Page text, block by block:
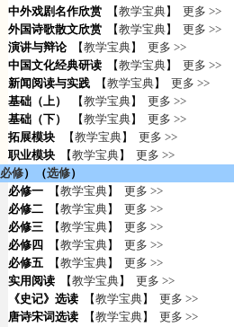
中外戏剧名作欣赏 【教学宝典】 更多 >>
外国诗歌散文欣赏 【教学宝典】 更多 >>
演讲与辩论【教学宝典】 更多 >>
中国文化经典研读 【教学宝典】 更多 >>
新闻阅读与实践 【教学宝典】 更多 >>
基础（上） 【教学宝典】 更多 >>
基础（下）
【教学宝典】 更多 >>
拓展模块
【教学宝典】 更多 >>
职业模块 【教学宝典】 更多 >>
必修）（选修）
必修一 【教学宝典】 更多 >>
必修二 【教学宝典】 更多 >>
必修三 【教学宝典】 更多 >>
必修四
【教学宝典】 更多 >>
必修五 【教学宝典】 更多 >>
实用阅读 【教学宝典】 更多 >>
《史记》选读 【教学宝典】 更多 >>
唐诗宋词选读 【教学宝典】 更多 >>